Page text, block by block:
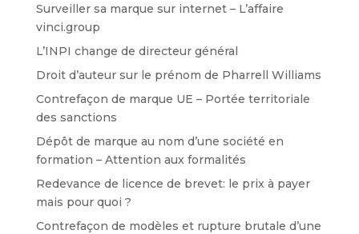
Surveiller sa marque sur internet – L’affaire
vinci.group
L’INPI change de directeur général
Droit d’auteur sur le prénom de Pharrell Williams
Contrefaçon de marque UE – Portée territoriale
des sanctions
Dépôt de marque au nom d’une société en
formation – Attention aux formalités
Redevance de licence de brevet: le prix à payer
mais pour quoi ?
Contrefaçon de modèles et rupture brutale d’une